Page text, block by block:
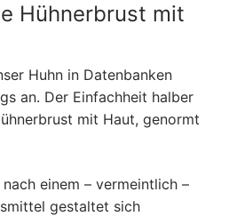
Hühnerbrust mit
Huhn in Datenbanken
an. Der Einfachheit halber
mit Haut, genormt
nach einem – vermeintlich –
gestaltet sich